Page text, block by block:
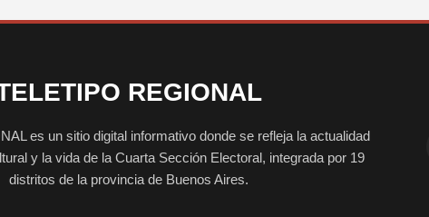
REGIONAL
es un sitio digital informativo donde se refleja la actualidad
y la vida de la Cuarta Sección Electoral, integrada por 19
distritos de la provincia de Buenos Aires.